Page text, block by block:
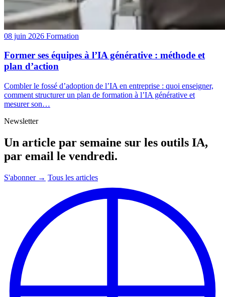
08 juin 2026 Formation
Former ses équipes à l’IA générative : méthode et
plan d’action
Combler le fossé d’adoption de l’IA en entreprise : quoi enseigner,
comment structurer un plan de formation à l’IA générative et
mesurer son…
Newsletter
Un article par semaine sur les outils IA,
par email le vendredi.
S'abonner → Tous les articles